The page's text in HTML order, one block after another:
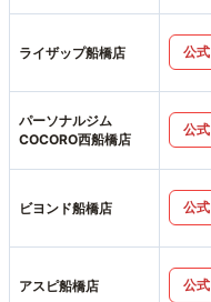
ライザップ船橋店 公式
パーソナルジム
COCORO西船橋店
公式
ビヨンド船橋店 公式
アスピ船橋店 公式